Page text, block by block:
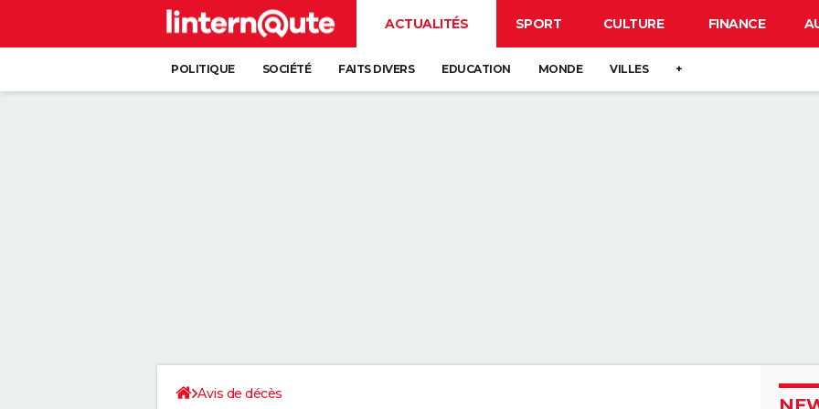
ACTUALITÉS SPORT CULTURE FINANCE
POLITIQUE SOCIÉTÉ FAITS DIVERS EDUCATION MONDE VILLES +
Avis de décès